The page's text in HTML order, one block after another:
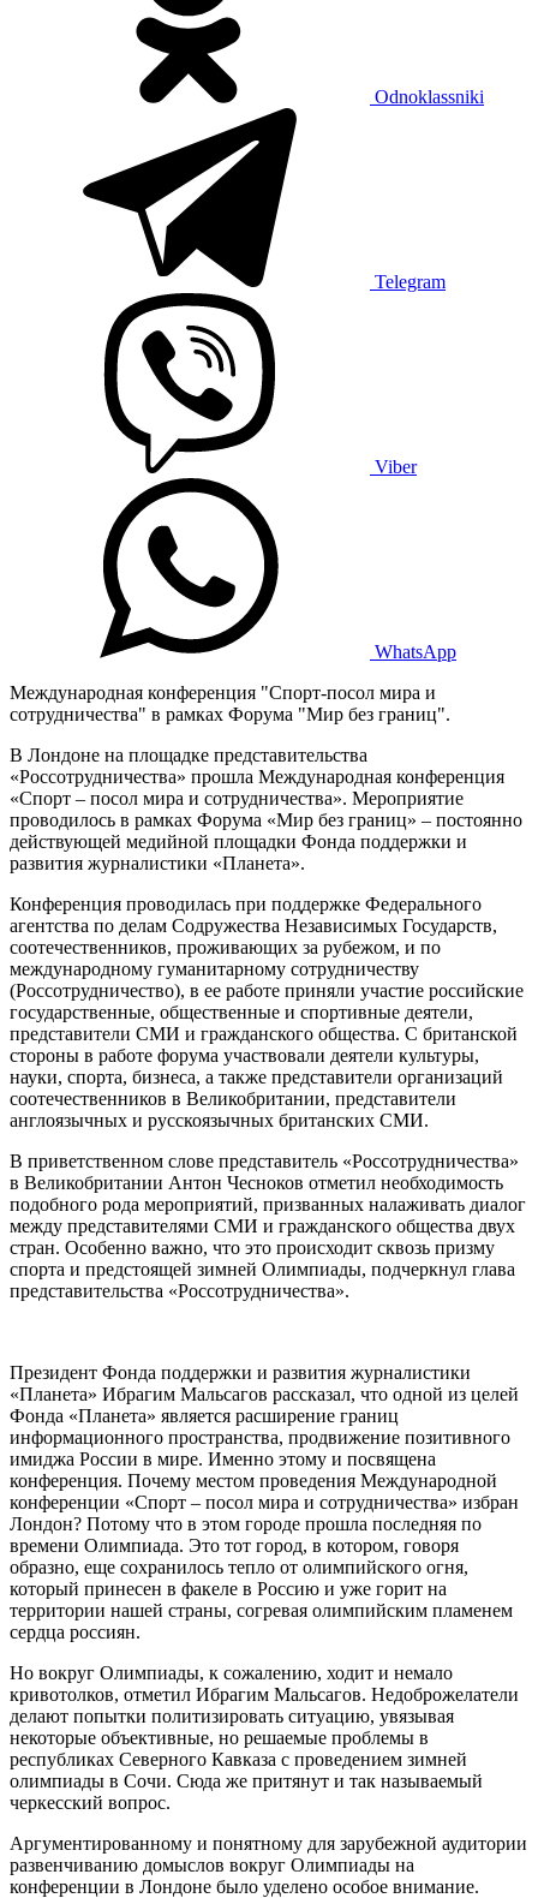
Odnoklassniki
Telegram
Viber
WhatsApp
Международная конференция "Спорт-посол мира и
сотрудничества" в рамках Форума "Мир без границ".
В Лондоне на площадке представительства
«Россотрудничества» прошла Международная конференция
«Спорт – посол мира и сотрудничества». Мероприятие
проводилось в рамках Форума «Мир без границ» – постоянно
действующей медийной площадки Фонда поддержки и
развития журналистики «Планета».
Конференция проводилась при поддержке Федерального
агентства по делам Содружества Независимых Государств,
соотечественников, проживающих за рубежом, и по
международному гуманитарному сотрудничеству
(Россотрудничество), в ее работе приняли участие российские
государственные, общественные и спортивные деятели,
представители СМИ и гражданского общества. С британской
стороны в работе форума участвовали деятели культуры,
науки, спорта, бизнеса, а также представители организаций
соотечественников в Великобритании, представители
англоязычных и русскоязычных британских СМИ.
В приветственном слове представитель «Россотрудничества»
в Великобритании Антон Чесноков отметил необходимость
подобного рода мероприятий, призванных налаживать диалог
между представителями СМИ и гражданского общества двух
стран. Особенно важно, что это происходит сквозь призму
спорта и предстоящей зимней Олимпиады, подчеркнул глава
представительства «Россотрудничества».
Президент Фонда поддержки и развития журналистики
«Планета» Ибрагим Мальсагов рассказал, что одной из целей
Фонда «Планета» является расширение границ
информационного пространства, продвижение позитивного
имиджа России в мире. Именно этому и посвящена
конференция. Почему местом проведения Международной
конференции «Спорт – посол мира и сотрудничества» избран
Лондон? Потому что в этом городе прошла последняя по
времени Олимпиада. Это тот город, в котором, говоря
образно, еще сохранилось тепло от олимпийского огня,
который принесен в факеле в Россию и уже горит на
территории нашей страны, согревая олимпийским пламенем
сердца россиян.
Но вокруг Олимпиады, к сожалению, ходит и немало
кривотолков, отметил Ибрагим Мальсагов. Недоброжелатели
делают попытки политизировать ситуацию, увязывая
некоторые объективные, но решаемые проблемы в
республиках Северного Кавказа с проведением зимней
олимпиады в Сочи. Сюда же притянут и так называемый
черкесский вопрос.
Аргументированному и понятному для зарубежной аудитории
развенчиванию домыслов вокруг Олимпиады на
конференции в Лондоне было уделено особое внимание.